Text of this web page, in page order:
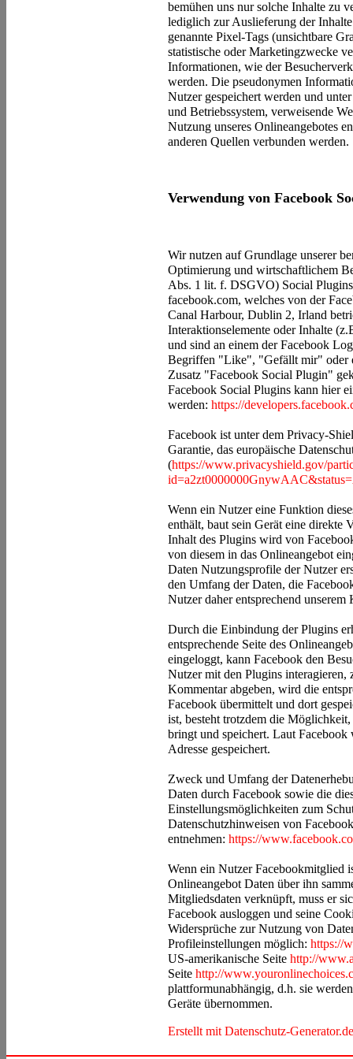
bemühen uns nur solche Inhalte zu
lediglich zur Auslieferung der
genannte Pixel-Tags (unsichtbare
statistische oder Marketingzwecke
Informationen, wie der
werden. Die pseudonymen
Nutzer gespeichert werden und
und Betriebssystem, verweisende
Nutzung unseres Onlineangebotes
anderen Quellen verbunden werden.
Verwendung von Facebook
Wir nutzen auf Grundlage unserer
Optimierung und wirtschaftlichem
Abs. 1 lit. f. DSGVO) Social
facebook.com, welches von der
Canal Harbour, Dublin 2, Irland
Interaktionselemente oder Inhalte
und sind an einem der Facebook
Begriffen "Like", "Gefällt mir" oder
Zusatz "Facebook Social Plugin"
Facebook Social Plugins kann hier
werden: https://
Facebook ist unter dem Privacy-
Garantie, das europäische
(https://www.privacyshield.gov/
Wenn ein Nutzer eine Funktion
enthält, baut sein Gerät eine direkte
Inhalt des Plugins wird von
von diesem in das Onlineangebot
Daten Nutzungsprofile der Nutzer
den Umfang der Daten, die
Nutzer daher entsprechend unserem
Durch die Einbindung der Plugins
entsprechende Seite des
eingeloggt, kann Facebook den
Nutzer mit den Plugins
Kommentar abgeben, wird die
Facebook übermittelt und dort
ist, besteht trotzdem die
bringt und speichert. Laut
Adresse gespeichert.
Zweck und Umfang der
Daten durch Facebook sowie die
Einstellungsmöglichkeiten zum
Datenschutzhinweisen von Facebook
entnehmen: https://
Wenn ein Nutzer Facebookmitglied
Onlineangebot Daten über ihn
Mitgliedsdaten verknüpft, muss er
Facebook ausloggen und seine
Widersprüche zur Nutzung von
Profileinstellungen möglich: https://
US-amerikanische Seite http://
Seite http://
plattformunabhängig, d.h. sie
Geräte übernommen.
Erstellt mit Datenschutz-